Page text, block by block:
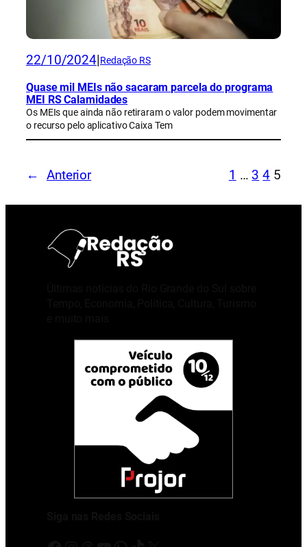
22/10/2024 Redação RS
Quase mil MEIs não sacaram parcela do programa
MEI RS Calamidades
Os MEIs que ainda não retiraram o valor podem movimentar
o recurso pelo aplicativo Caixa Tem
← Anterior 1 … 3 4 5